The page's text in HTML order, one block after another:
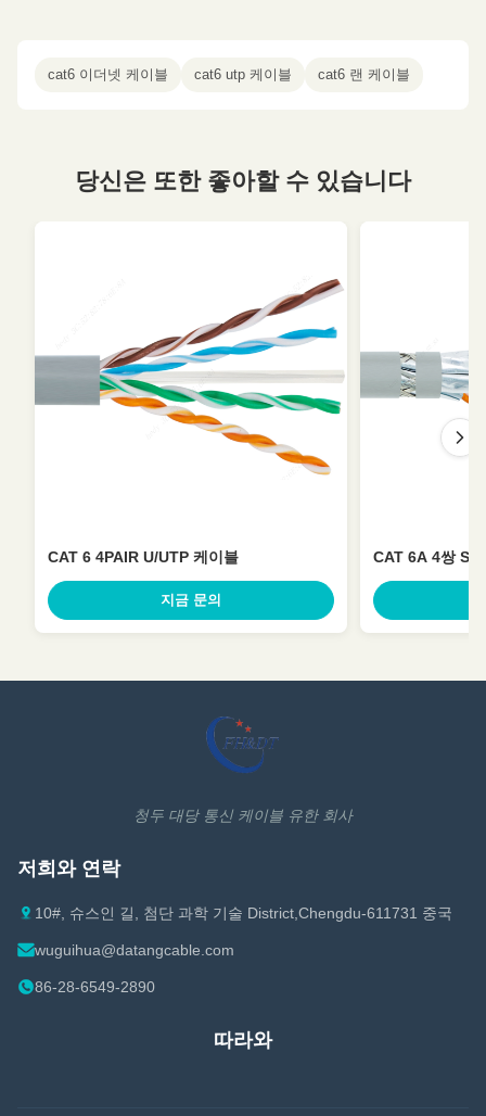
cat6 이더넷 케이블 cat6 utp 케이블 cat6 랜 케이블
당신은 또한 좋아할 수 있습니다
CAT 6 4PAIR U/UTP 케이블
지금 문의
CAT 6A 4쌍 S/
청두 대당 통신 케이블 유한 회사
저희와 연락
10#, 슈스인 길, 첨단 과학 기술 District,Chengdu-611731 중국
wuguihua@datangcable.com
86-28-6549-2890
따라와